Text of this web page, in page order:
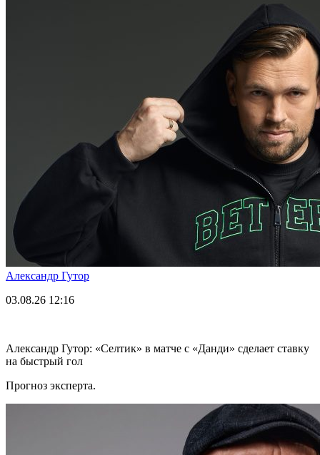
Александр Гутор
03.08.26 12:16
Александр Гутор: «Селтик» в матче с «Данди» сделает ставку
на быстрый гол
Прогноз эксперта.